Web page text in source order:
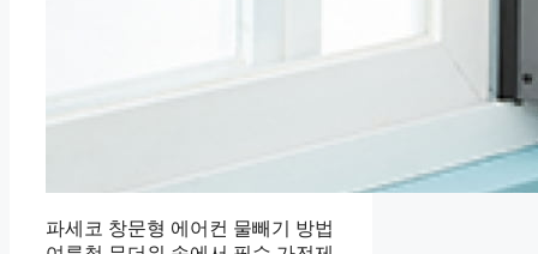
파세코 창문형 에어컨 물빼기 방법